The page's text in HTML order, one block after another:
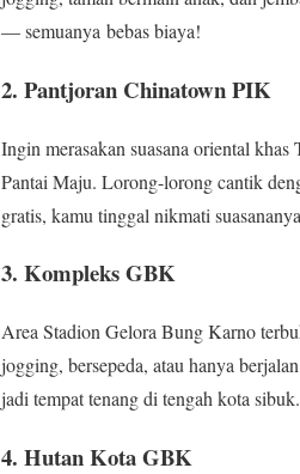
— semuanya bebas biaya!
2. Pantjoran Chinatown PIK
Ingin merasakan suasana oriental
Pantai Maju. Lorong-lorong cantik
gratis, kamu tinggal nikmati
3. Kompleks GBK
Area Stadion Gelora Bung Karno
jogging, bersepeda, atau hanya
jadi tempat tenang di tengah kota sibuk.
4. Hutan Kota GBK